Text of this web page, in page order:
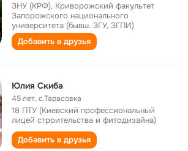
ЗНУ (КРФ), Криворожский факультет
Запорожского национального
университета (бывш. ЗГУ, ЗГПИ)
Добавить в друзья
Юлия Скиба
45 лет,с.Тарасовка
18 ПТУ (Киевский профессиональный
лицей строительства и фитодизайна)
Добавить в друзья